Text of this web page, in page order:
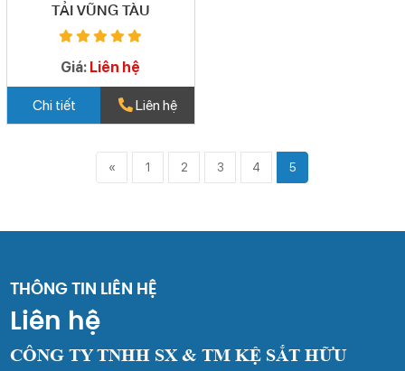
TẢI VŨNG TÀU
Giá: Liên hệ
Chi tiết Liên hệ
« 1 2 3 4 5
THÔNG TIN LIÊN HỆ
Liên hệ
CÔNG TY TNHH SX & TM KỆ SẮT HỮU